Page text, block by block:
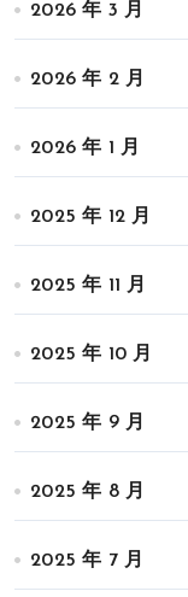
2026 年 3 月
2026 年 2 月
2026 年 1 月
2025 年 12 月
2025 年 11 月
2025 年 10 月
2025 年 9 月
2025 年 8 月
2025 年 7 月